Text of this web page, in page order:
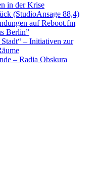
in der Krise
(StudioAnsage 88,4)
auf Reboot.fm
Berlin”
– Initiativen zur
– Radia Obskura